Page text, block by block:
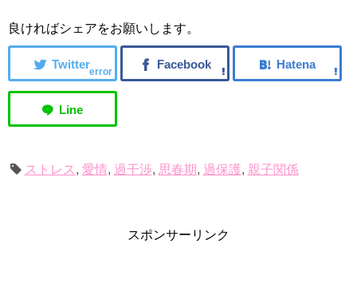
良ければシェアをお願いします。
error
ストレス , 愛情, 過干渉, 思春期, 過保護, 親子関係
スポンサーリンク